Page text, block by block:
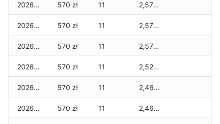
2026-05-22 570 zł 11 2,570 zł
2026-05-21 570 zł 11 2,570 zł
2026-05-20 570 zł 11 2,570 zł
2026-05-19 570 zł 11 2,520 zł
2026-05-18 570 zł 11 2,460 zł
2026-05-17 570 zł 11 2,460 zł